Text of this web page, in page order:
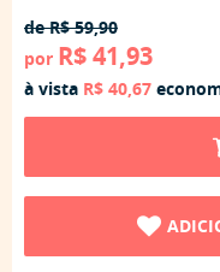
de R$ 59,90
por R$ 41,93
à vista R$ 40,67